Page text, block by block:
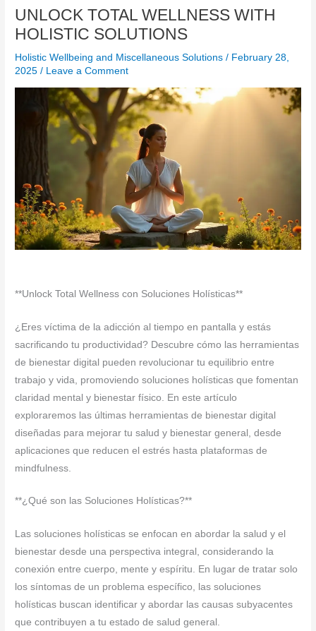
UNLOCK TOTAL WELLNESS WITH
HOLISTIC SOLUTIONS
Holistic Wellbeing and Miscellaneous Solutions / February 28,
2025/ Leave a Comment
**Unlock Total Wellness con Soluciones Holísticas**
¿Eres víctima de la adicción al tiempo en pantalla y estás
sacrificando tu productividad? Descubre cómo las herramientas
de bienestar digital pueden revolucionar tu equilibrio entre
trabajo y vida, promoviendo soluciones holísticas que fomentan
claridad mental y bienestar físico. En este artículo
exploraremos las últimas herramientas de bienestar digital
diseñadas para mejorar tu salud y bienestar general, desde
aplicaciones que reducen el estrés hasta plataformas de
mindfulness.
**¿Qué son las Soluciones Holísticas?**
Las soluciones holísticas se enfocan en abordar la salud y el
bienestar desde una perspectiva integral, considerando la
conexión entre cuerpo, mente y espíritu. En lugar de tratar solo
los síntomas de un problema específico, las soluciones
holísticas buscan identificar y abordar las causas subyacentes
que contribuyen a tu estado de salud general.